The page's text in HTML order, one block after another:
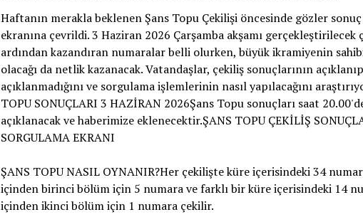
Haftanın merakla beklenen Şans Topu Çekilişi öncesinde gözler sonuç
ekranına çevrildi. 3 Haziran 2026 Çarşamba akşamı gerçekleştirilecek
ardından kazandıran numaralar belli olurken, büyük ikramiyenin
olacağı da netlik kazanacak. Vatandaşlar, çekiliş sonuçlarının açıklanıp
açıklanmadığını ve sorgulama işlemlerinin nasıl yapılacağını
TOPU SONUÇLARI 3 HAZİRAN 2026Şans Topu sonuçları saat
açıklanacak ve haberimize eklenecektir.ŞANS TOPU ÇEKİLİŞ
SORGULAMA EKRANI
ŞANS TOPU NASIL OYNANIR?Her çekilişte küre içerisindeki 34
içinden birinci bölüm için 5 numara ve farklı bir küre içerisindeki 14
içinden ikinci bölüm için 1 numara çekilir.